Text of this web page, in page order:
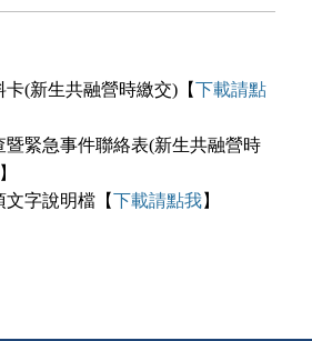
(新生共融營時繳交)【下載請點
暨緊急事件聯絡表(新生共融營時
】
文字說明檔【下載請點我】